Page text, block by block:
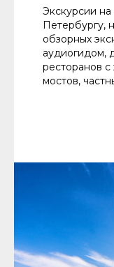
Экскурсии
Петербургу,
обзорных
аудиогидом,
ресторанов
мостов,